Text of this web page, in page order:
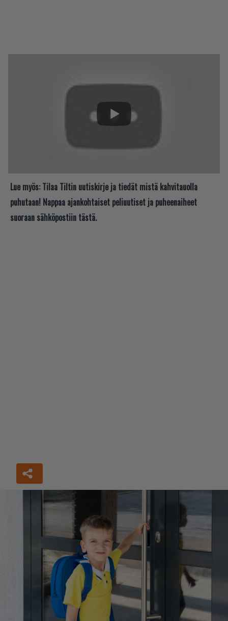
Lue myös: Tilaa Tiltin uutiskirje ja tiedät mistä kahvitauolla
puhutaan! Nappaa ajankohtaiset peliuutiset ja puheenaiheet
suoraan sähköpostiin tästä.